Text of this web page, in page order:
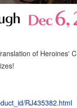
of Heroines'
RJ435382.html